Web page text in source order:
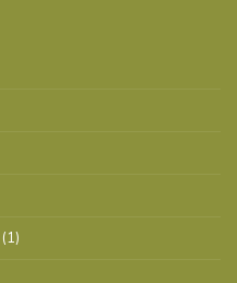
(1)